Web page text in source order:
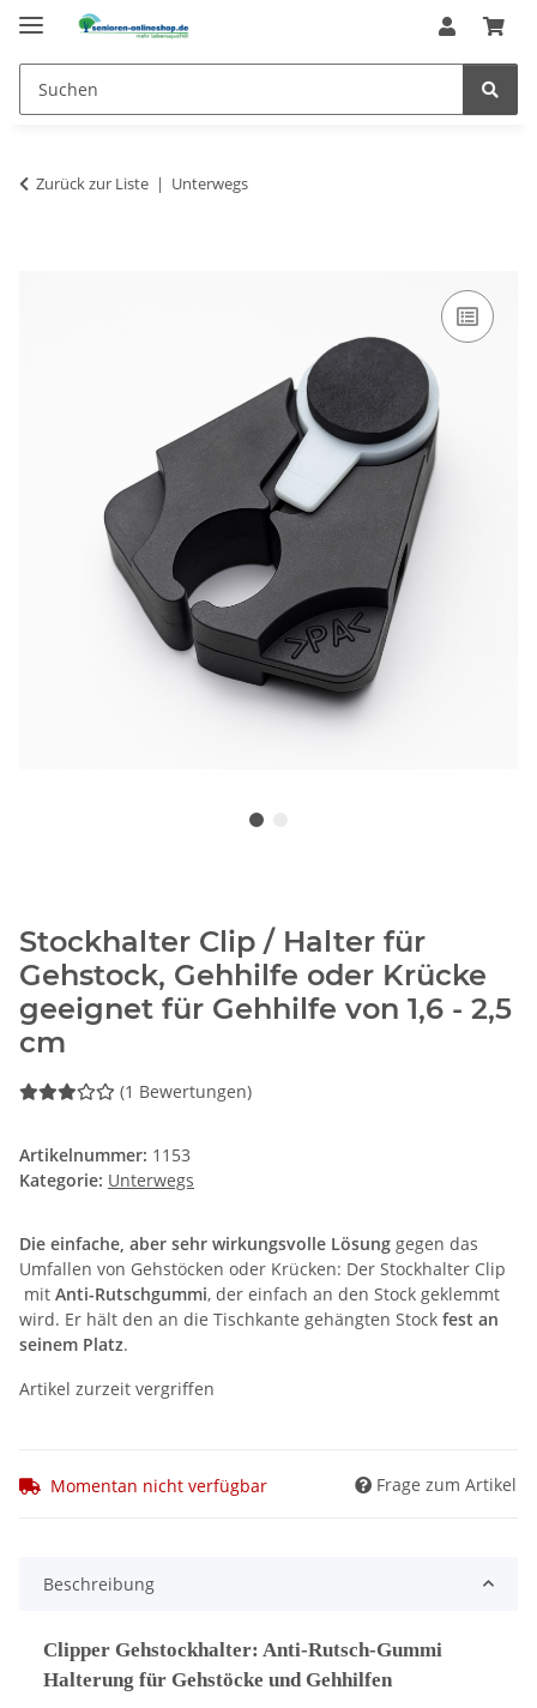
Zurück zur Liste Unterwegs
Stockhalter Clip / Halter für
Gehstock, Gehhilfe oder Krücke
geeignet für Gehhilfe von 1,6 - 2,5
cm
(1 Bewertungen)
Artikelnummer: 1153
Kategorie: Unterwegs
Die einfache, aber sehr wirkungsvolle Lösung gegen das
Umfallen von Gehstöcken oder Krücken: Der Stockhalter Clip
mit Anti-Rutschgummi, der einfach an den Stock geklemmt
wird. Er hält den an die Tischkante gehängten Stock fest an
seinem Platz.
Artikel zurzeit vergriffen
Momentan nicht verfügbar Frage zum Artikel
Beschreibung
Clipper Gehstockhalter: Anti-Rutsch-Gummi
Halterung für Gehstöcke und Gehhilfen